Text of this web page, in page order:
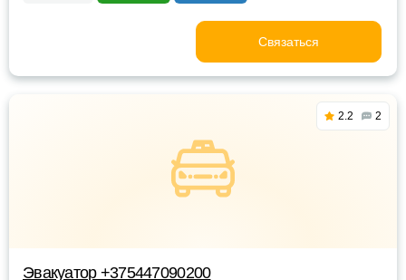
Связаться
2.2 2
Эвакуатор +375447090200